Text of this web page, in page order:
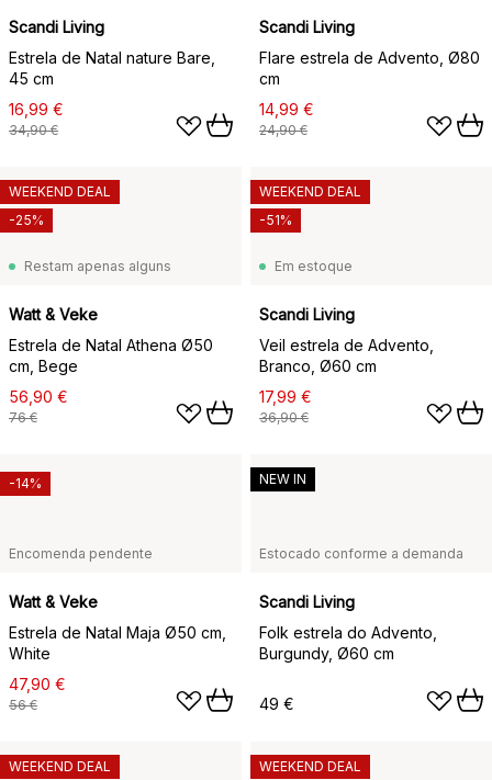
Scandi Living
Estrela de Natal nature Bare,
45 cm
16,99 €
34,90 €
Scandi Living
Flare estrela de Advento, Ø80
cm
14,99 €
24,90 €
Restam apenas alguns
Watt & Veke
Estrela de Natal Athena Ø50
cm, Bege
56,90 €
76 €
WEEKEND DEAL
-25%
Em estoque
Scandi Living
Veil estrela de Advento,
Branco, Ø60 cm
17,99 €
36,90 €
WEEKEND DEAL
-51%
Encomenda pendente
Watt & Veke
Estrela de Natal Maja Ø50 cm,
White
47,90 €
56 €
-14%
Estocado conforme a demanda
Scandi Living
Folk estrela do Advento,
Burgundy, Ø60 cm
49 €
NEW IN
WEEKEND DEAL
WEEKEND DEAL